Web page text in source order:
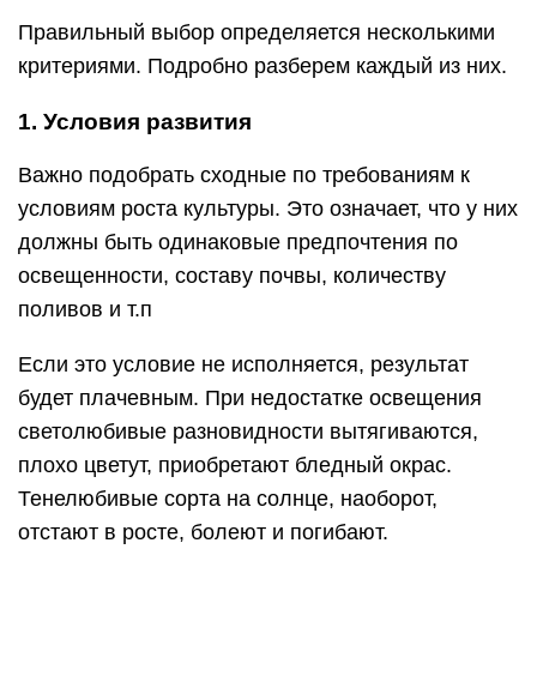
Правильный выбор определяется несколькими
критериями. Подробно разберем каждый из них.
1. Условия развития
Важно подобрать сходные по требованиям к
условиям роста культуры. Это означает, что у них
должны быть одинаковые предпочтения по
освещенности, составу почвы, количеству
поливов и т.п
Если это условие не исполняется, результат
будет плачевным. При недостатке освещения
светолюбивые разновидности вытягиваются,
плохо цветут, приобретают бледный окрас.
Тенелюбивые сорта на солнце, наоборот,
отстают в росте, болеют и погибают.